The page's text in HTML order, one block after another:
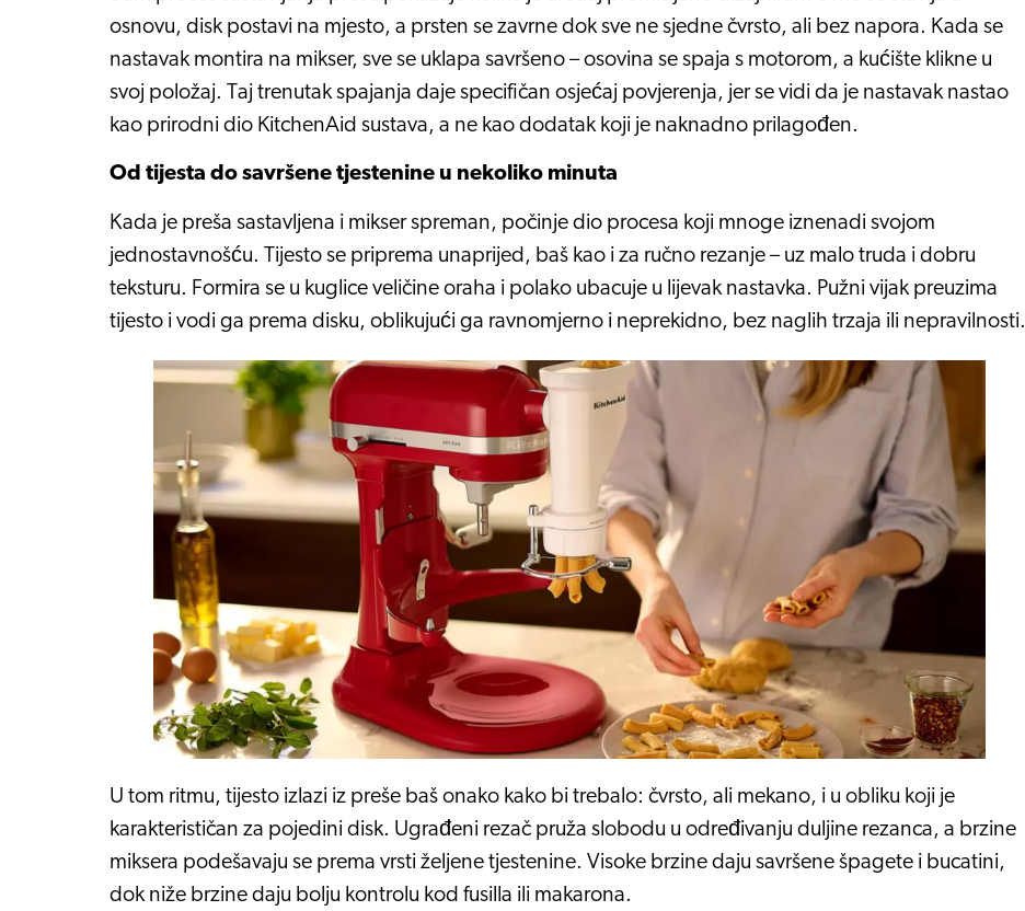
osnovu, disk postavi na mjesto, a prsten se zavrne dok sve ne sjedne čvrsto, ali bez napora. Kada se
nastavak montira na mikser, sve se uklapa savršeno – osovina se spaja s motorom, a kućište klikne u
svoj položaj. Taj trenutak spajanja daje specifičan osjećaj povjerenja, jer se vidi da je nastavak nastao
kao prirodni dio KitchenAid sustava, a ne kao dodatak koji je naknadno prilagođen.
Od tijesta do savršene tjestenine u nekoliko minuta
Kada je preša sastavljena i mikser spreman, počinje dio procesa koji mnoge iznenadi svojom
jednostavnošću. Tijesto se priprema unaprijed, baš kao i za ručno rezanje – uz malo truda i dobru
teksturu. Formira se u kuglice veličine oraha i polako ubacuje u lijevak nastavka. Pužni vijak preuzima
tijesto i vodi ga prema disku, oblikujući ga ravnomjerno i neprekidno, bez naglih trzaja ili nepravilnosti.
U tom ritmu, tijesto izlazi iz preše baš onako kako bi trebalo: čvrsto, ali mekano, i u obliku koji je
karakterističan za pojedini disk. Ugrađeni rezač pruža slobodu u određivanju duljine rezanca, a brzine
miksera podešavaju se prema vrsti željene tjestenine. Visoke brzine daju savršene špagete i bucatini,
dok niže brzine daju bolju kontrolu kod fusilla ili makarona.